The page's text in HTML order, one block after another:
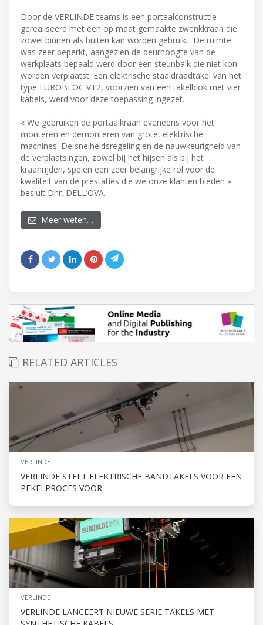
Door de VERLINDE teams is een portaalconstructie
gerealiseerd met een op maat gemaakte zwenkkraan die
zowel binnen als buiten kan worden gebruikt. De ruimte
was zeer beperkt, aangezien de deurhoogte van de
werkplaats bepaald werd door een steunbalk die niet kon
worden verplaatst. Een elektrische staaldraadtakel van het
type EUROBLOC VT2, voorzien van een takelblok met vier
kabels, werd voor deze toepassing ingezet.
« We gebruiken de portaalkraan eveneens voor het
monteren en demonteren van grote, elektrische
machines. De snelheidsregeling en de nauwkeurigheid van
de verplaatsingen, zowel bij het hijsen als bij het
kraanrijden, spelen een zeer belangrijke rol voor de
kwaliteit van de prestaties die we onze klanten bieden »
besluit Dhr. DELL’OVA.
Meer weten…
RELATED ARTICLES
VERLINDE
VERLINDE STELT ELEKTRISCHE BANDTAKELS VOOR EEN
PEKELPROCES VOOR
VERLINDE
VERLINDE LANCEERT NIEUWE SERIE TAKELS MET